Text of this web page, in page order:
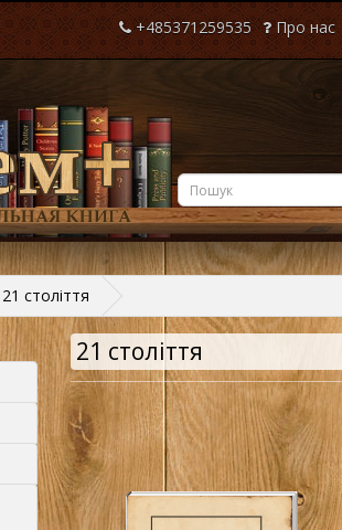
+485371259535 Про нас
21 століття
21 століття